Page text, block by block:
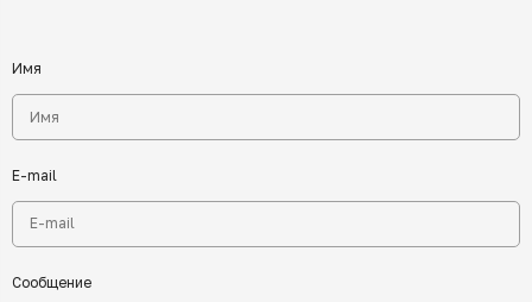
Имя
E-mail
Сообщение